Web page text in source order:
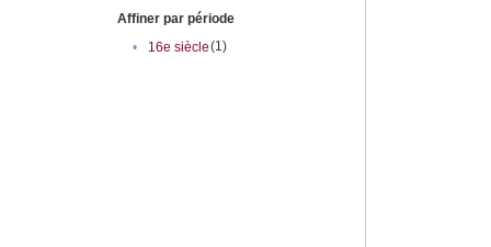
Affiner par période
•
16e siècle(1)